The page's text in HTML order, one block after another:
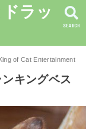
ラッ
SEARCH
of Cat Entertainment
キングベス